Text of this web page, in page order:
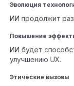
Эволюция
ИИ продолжит
Повышение
ИИ будет
улучшению UX.
Этические вызовы